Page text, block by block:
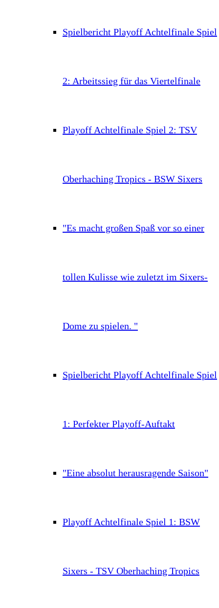
Spielbericht Playoff Achtelfinale Spiel
2: Arbeitssieg für das Viertelfinale
Playoff Achtelfinale Spiel 2: TSV
Oberhaching Tropics - BSW Sixers
"Es macht großen Spaß vor so einer
tollen Kulisse wie zuletzt im Sixers-
Dome zu spielen. "
Spielbericht Playoff Achtelfinale Spiel
1: Perfekter Playoff-Auftakt
"Eine absolut herausragende Saison"
Playoff Achtelfinale Spiel 1: BSW
Sixers - TSV Oberhaching Tropics